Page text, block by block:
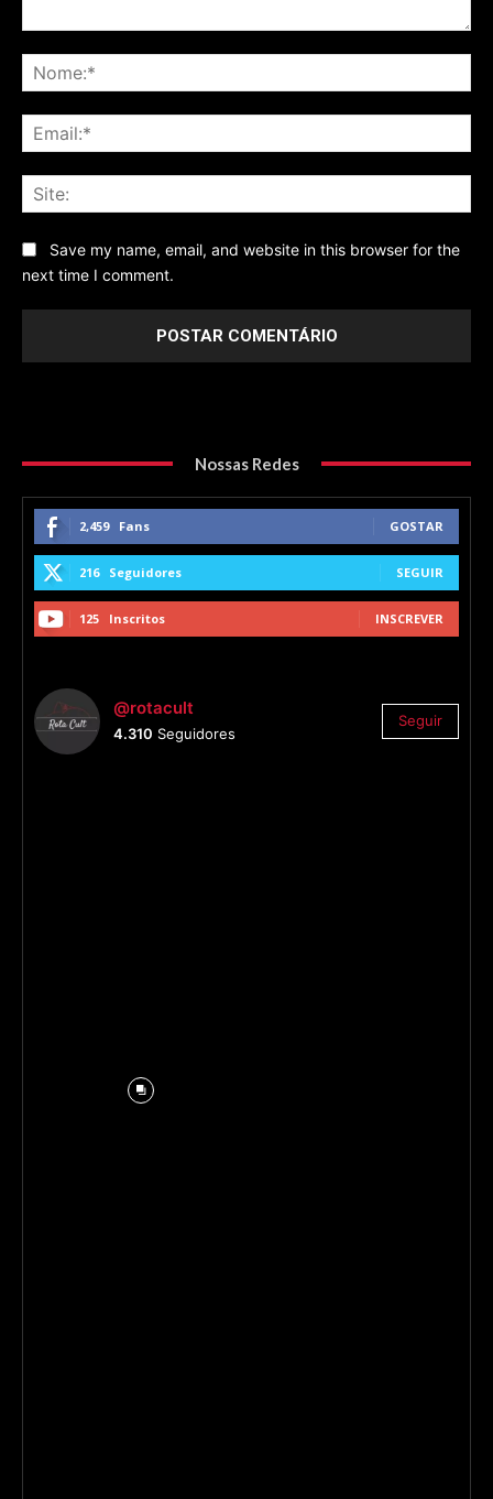
Save my name, email, and website in this browser for the
next time I comment.
Nossas Redes
2,459 Fans GOSTAR
216 Seguidores SEGUIR
125 Inscritos INSCREVER
@rotacult
4.310 Seguidores
Seguir